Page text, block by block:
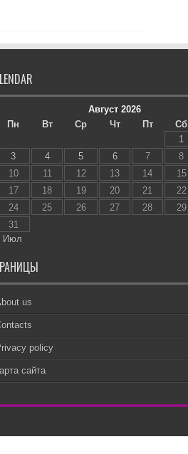
Август 2026
Пн
Вт Ср Чт Пт Сб
1
3
4 5 6 7 8
10
11 12 13 14 15
17
18 19 20 21 22
24
25 26 27 28 29
31
Июл
us
policy
сайта